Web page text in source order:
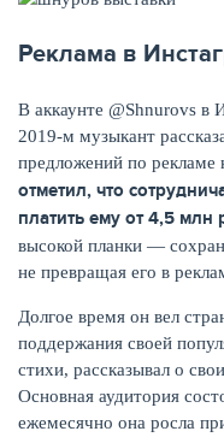
Реклама в
В аккаунте @Shnurovs в
2019-м музыкант
предложений по рекламе
отметил, что
платить ему от 4,5 млн
высокой планки —
не превращая его в
Долгое время он вел
поддержания своей
стихи, рассказывал о
Основная аудитория
ежемесячно она росла